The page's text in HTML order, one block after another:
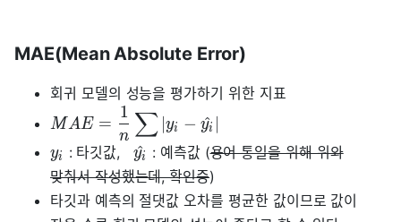
MAE(Mean Absolute Error)
회귀 모델의 성능을 평가하기 위한 지표
MAE =
n
1 ∑ yi − yi
^
yi : 타깃값, yi
^ : 예측값 (용어 통일을 위해 위와
맞춰서 작성했는데, 확인중)
타깃과 예측의 절댓값 오차를 평균한 값이므로 값이